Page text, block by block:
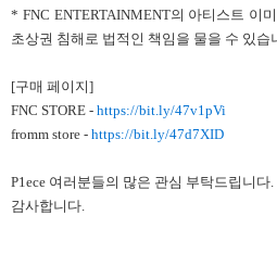
* FNC ENTERTAINMENT의 아티스트 이
초상권 침해로 법적인 책임을 물을 수 있습
[구매 페이지]
FNC STORE - https://bit.ly/47v1pVi
fromm store - https://bit.ly/47d7XID
P1ece 여러분들의 많은 관심 부탁드립니다.
감사합니다.